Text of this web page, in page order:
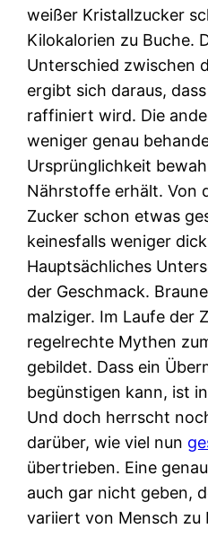
weißer Kristallzucker
Kilokalorien zu Buche.
Unterschied zwischen
ergibt sich daraus,
raffiniert wird. Die
weniger genau
Ursprünglichkeit
Nährstoffe erhält. Von
Zucker schon etwas
keinesfalls weniger
Hauptsächliches
der Geschmack.
malziger. Im Laufe der
regelrechte Mythen
gebildet. Dass ein
begünstigen kann, ist
Und doch herrscht
darüber, wie viel nun
übertrieben. Eine
auch gar nicht geben,
variiert von Mensch zu